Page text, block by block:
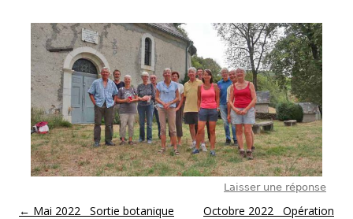
Laisser une réponse
Post navigation
← Mai 2022 Sortie botanique
Octobre 2022 Opération